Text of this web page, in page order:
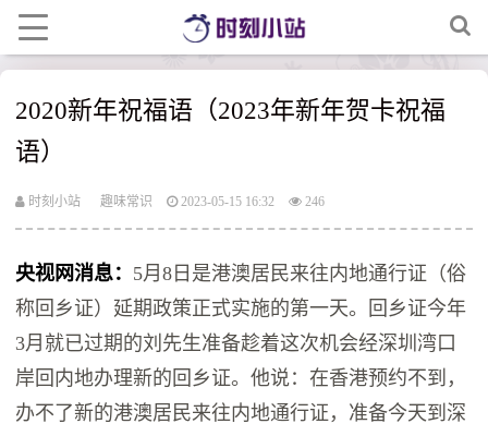
2020新年祝福语（2023年新年贺卡祝福
语）
时刻小站 趣味常识 2023-05-15 16:32 246
央视网消息： 5月8日是港澳居民来往内地通行证（俗
称回乡证）延期政策正式实施的第一天。回乡证今年
3月就已过期的刘先生准备趁着这次机会经深圳湾口
岸回内地办理新的回乡证。他说：在香港预约不到，
办不了新的港澳居民来往内地通行证，准备今天到深